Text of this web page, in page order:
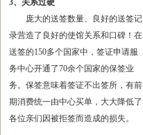
3、关系过硬
庞大的送签数量、良好的送签记
录营造了良好的使馆关系和口碑！在
送签的150多个国家中，签证申请服
务中心开通了70余个国家的保签业
务。保签意味着签证不出签所，有前
期消费统一由中心买单，大大降低了
各位亲们因被拒签而造成的损失。